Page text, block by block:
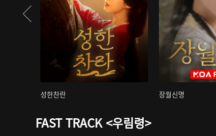
성한찬란 장월신명
FAST TRACK <우림령>